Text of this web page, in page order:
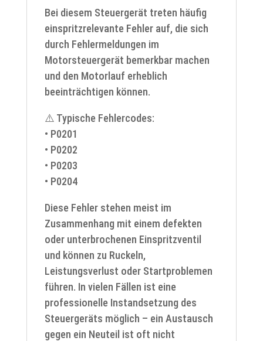
Bei diesem Steuergerät treten häufig
einspritzrelevante Fehler auf, die sich
durch Fehlermeldungen im
Motorsteuergerät bemerkbar machen
und den Motorlauf erheblich
beeinträchtigen können.
⚠️ Typische Fehlercodes:
• P0201
• P0202
• P0203
• P0204
Diese Fehler stehen meist im
Zusammenhang mit einem defekten
oder unterbrochenen Einspritzventil
und können zu Ruckeln,
Leistungsverlust oder Startproblemen
führen. In vielen Fällen ist eine
professionelle Instandsetzung des
Steuergeräts möglich – ein Austausch
gegen ein Neuteil ist oft nicht